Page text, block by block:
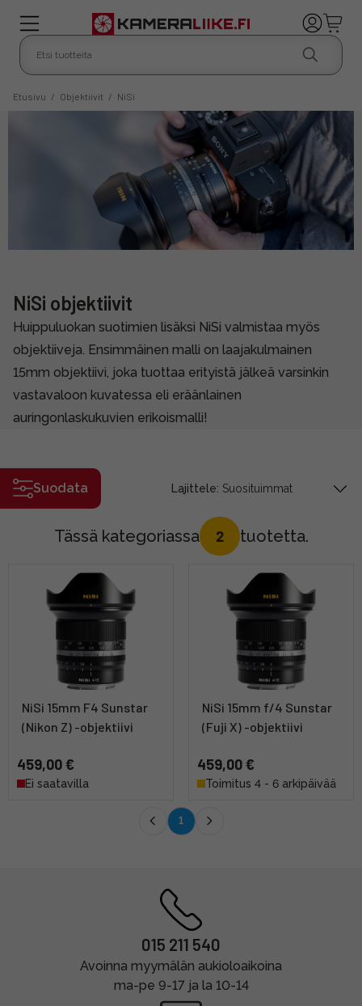
Etusivu / Objektiivit / NiSi
NiSi objektiivit
Huippuluokan suotimien lisäksi NiSi valmistaa myös
objektiiveja. Ensimmäinen malli on laajakulmainen
15mm objektiivi, joka tuottaa erityistä jälkeä varsinkin
vastavaloon kuvatessa eli eräänlainen
auringonlaskukuvien erikoismalli!
Suodata Lajittele:
Tässä kategoriassa 2 tuotetta.
NiSi 15mm F4 Sunstar
(Nikon Z) -objektiivi
459,00 €
Ei saatavilla
NiSi 15mm f/4 Sunstar
(Fuji X) -objektiivi
459,00 €
Toimitus 4 - 6 arkipäivää
1
015 211 540
Avoinna myymälän aukioloaikoina
ma-pe 9-17 ja la 10-14